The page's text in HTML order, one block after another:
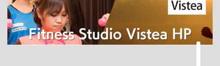
パーソナルトレーニング
ダイエット